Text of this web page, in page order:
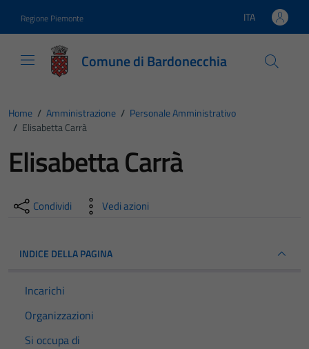
Regione Piemonte Lingua attiva:
ITA
Comune di Bardonecchia
Home / Amministrazione / Personale Amministrativo
/ Elisabetta Carrà
Elisabetta Carrà
Condividi Vedi azioni
INDICE DELLA PAGINA
Incarichi
Organizzazioni
Si occupa di